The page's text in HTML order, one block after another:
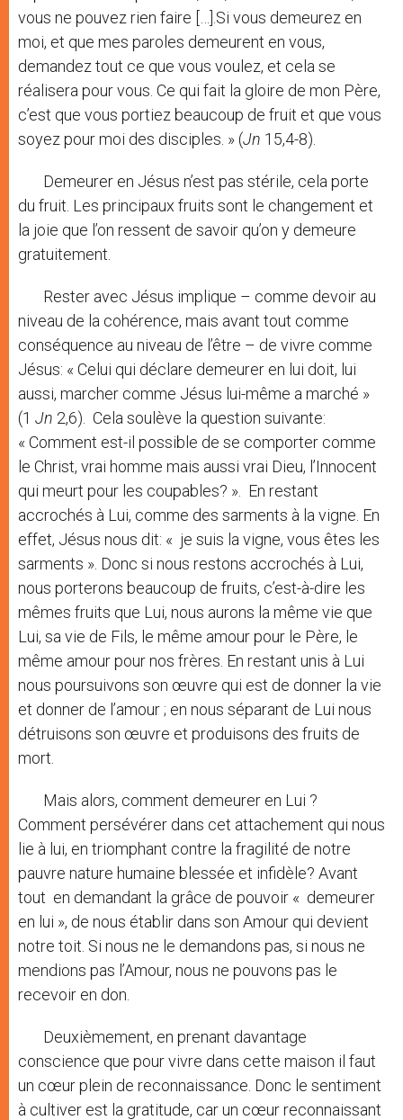
vous ne pouvez rien faire […].Si vous demeurez en
moi, et que mes paroles demeurent en vous,
demandez tout ce que vous voulez, et cela se
réalisera pour vous. Ce qui fait la gloire de mon Père,
c’est que vous portiez beaucoup de fruit et que vous
soyez pour moi des disciples. » (Jn 15,4-8).
Demeurer en Jésus n’est pas stérile, cela porte
du fruit. Les principaux fruits sont le changement et
la joie que l’on ressent de savoir qu’on y demeure
gratuitement.
Rester avec Jésus implique – comme devoir au
niveau de la cohérence, mais avant tout comme
conséquence au niveau de l’être – de vivre comme
Jésus: « Celui qui déclare demeurer en lui doit, lui
aussi, marcher comme Jésus lui-même a marché »
(1 Jn 2,6). Cela soulève la question suivante:
« Comment est-il possible de se comporter comme
le Christ, vrai homme mais aussi vrai Dieu, l’Innocent
qui meurt pour les coupables? ». En restant
accrochés à Lui, comme des sarments à la vigne. En
effet, Jésus nous dit: « je suis la vigne, vous êtes les
sarments ». Donc si nous restons accrochés à Lui,
nous porterons beaucoup de fruits, c’est-à-dire les
mêmes fruits que Lui, nous aurons la même vie que
Lui, sa vie de Fils, le même amour pour le Père, le
même amour pour nos frères. En restant unis à Lui
nous poursuivons son œuvre qui est de donner la vie
et donner de l’amour ; en nous séparant de Lui nous
détruisons son œuvre et produisons des fruits de
mort.
Mais alors, comment demeurer en Lui ?
Comment persévérer dans cet attachement qui nous
lie à lui, en triomphant contre la fragilité de notre
pauvre nature humaine blessée et infidèle? Avant
tout en demandant la grâce de pouvoir « demeurer
en lui », de nous établir dans son Amour qui devient
notre toit. Si nous ne le demandons pas, si nous ne
mendions pas l’Amour, nous ne pouvons pas le
recevoir en don.
Deuxièmement, en prenant davantage
conscience que pour vivre dans cette maison il faut
un cœur plein de reconnaissance. Donc le sentiment
à cultiver est la gratitude, car un cœur reconnaissant